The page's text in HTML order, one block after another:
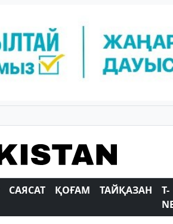
САЯСАТ ҚОҒАМ ТАЙҚАЗАН
T-